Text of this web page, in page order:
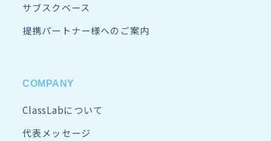
サブスクベース
提携パートナー様へのご案内
COMPANY
ClassLabについて
代表メッセージ